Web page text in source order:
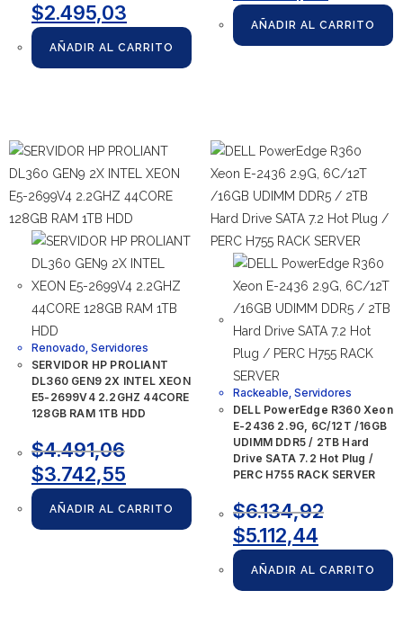
$2.495,03
AÑADIR AL CARRITO
AÑADIR AL CARRITO
Renovado, Servidores
SERVIDOR HP PROLIANT
DL360 GEN9 2X INTEL XEON
E5-2699V4 2.2GHZ 44CORE
128GB RAM 1TB HDD
$4.491,06
$3.742,55
AÑADIR AL CARRITO
Rackeable, Servidores
DELL PowerEdge R360 Xeon
E-2436 2.9G, 6C/12T /16GB
UDIMM DDR5 / 2TB Hard
Drive SATA 7.2 Hot Plug /
PERC H755 RACK SERVER
$6.134,92
$5.112,44
AÑADIR AL CARRITO